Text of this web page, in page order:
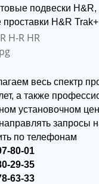
подвески
проставки H&R
весь спектр
а также
установочном
запросы
по телефонам
80-01
29-35
63-33